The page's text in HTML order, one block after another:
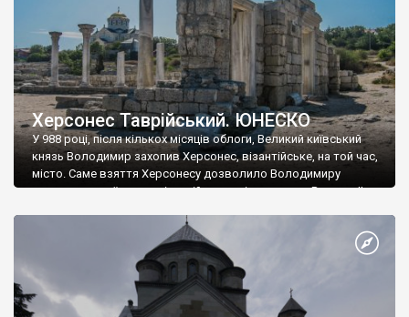
Херсонес Таврійський. ЮНЕСКО
У 988 році, після кількох місяців облоги, Великий київський
князь Володимир захопив Херсонес, візантійське, на той час,
місто. Саме взяття Херсонесу дозволило Володимиру
диктувати свої умови візантійському імператору Василю ІІ, та
Херсонесі Володимир-язичник, став Василем-християнином.
А потім було Хрещення Русі. На честь Херсонесу Таврійського